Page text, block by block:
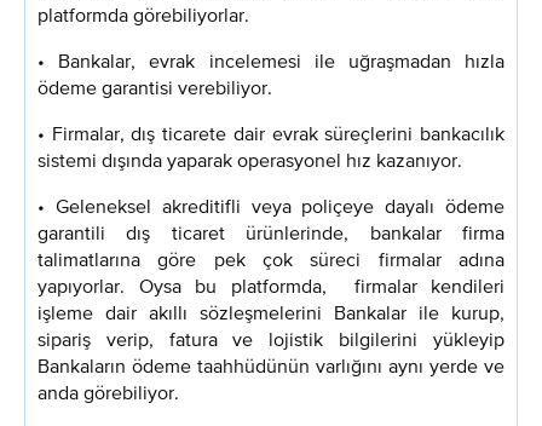
platformda görebiliyorlar.
• Bankalar, evrak incelemesi ile uğraşmadan hızla
ödeme garantisi verebiliyor.
• Firmalar, dış ticarete dair evrak süreçlerini bankacılık
sistemi dışında yaparak operasyonel hız kazanıyor.
• Geleneksel akreditifli veya poliçeye dayalı ödeme
garantili dış ticaret ürünlerinde, bankalar firma
talimatlarına göre pek çok süreci firmalar adına
yapıyorlar. Oysa bu platformda, firmalar kendileri
işleme dair akıllı sözleşmelerini Bankalar ile kurup,
sipariş verip, fatura ve lojistik bilgilerini yükleyip
Bankaların ödeme taahhüdünün varlığını aynı yerde ve
anda görebiliyor.